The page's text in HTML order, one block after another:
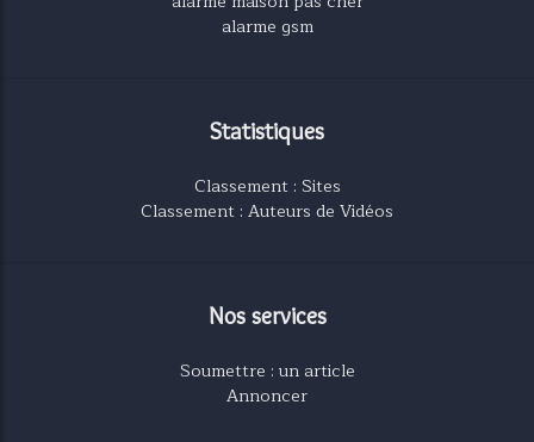
alarme gsm
Statistiques
Classement : Sites
Classement : Auteurs de Vidéos
Nos services
Soumettre : un article
Annoncer